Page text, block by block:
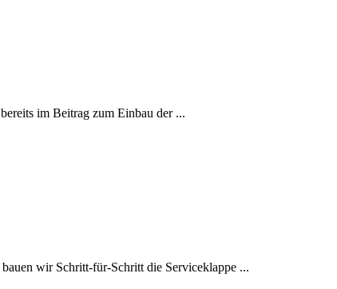
im Beitrag zum Einbau der ...
wir Schritt-für-Schritt die Serviceklappe ...